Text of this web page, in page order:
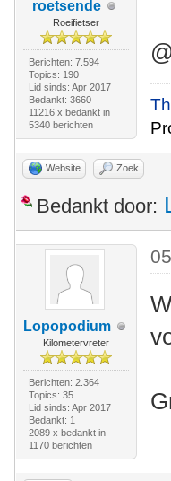
roetsende
Roeifietser
Berichten: 7.594
Topics: 190
Lid sinds: Apr 2017
Bedankt: 3660
11216 x bedankt in
5340 berichten
Website Zoek
Bedankt door:
Lopopodium
Kilometervreter
Berichten: 2.364
Topics: 35
Lid sinds: Apr 2017
Bedankt: 1
2089 x bedankt in
1170 berichten